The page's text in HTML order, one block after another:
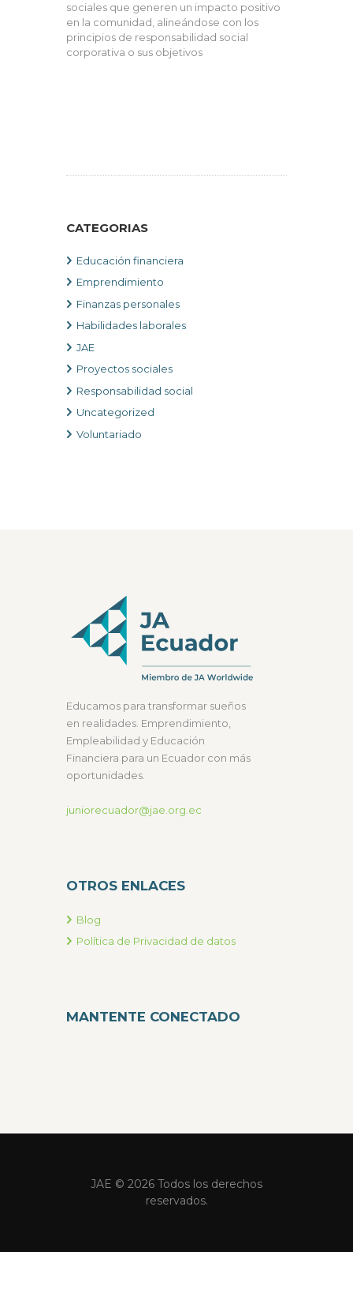
sociales que generen un impacto positivo
en la comunidad, alineándose con los
principios de responsabilidad social
corporativa o sus objetivos
CATEGORIAS
Educación financiera
Emprendimiento
Finanzas personales
Habilidades laborales
JAE
Proyectos sociales
Responsabilidad social
Uncategorized
Voluntariado
Educamos para transformar sueños
en realidades. Emprendimiento,
Empleabilidad y Educación
Financiera para un Ecuador con más
oportunidades.
juniorecuador@jae.org.ec
OTROS ENLACES
Blog
Política de Privacidad de datos
MANTENTE CONECTADO
JAE © 2026 Todos los derechos
reservados.